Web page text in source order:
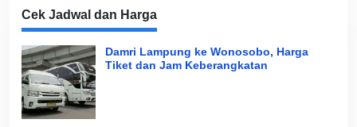
Cek Jadwal dan Harga
Damri Lampung ke Wonosobo, Harga
Tiket dan Jam Keberangkatan